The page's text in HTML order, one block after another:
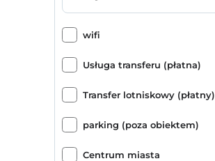
Hotel kategorii specjalnej
wifi
Usługa transferu (płatna)
Transfer lotniskowy (płatny)
parking (poza obiektem)
Centrum miasta